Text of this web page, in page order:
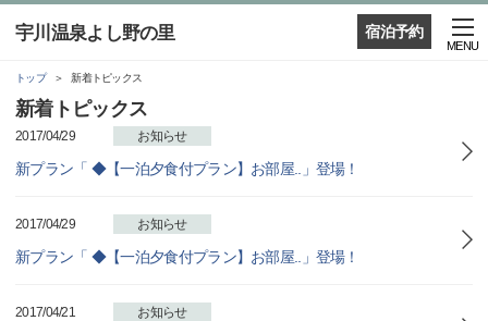
宿泊予約
宇川温泉よし野の里
MENU
トップ 新着トピックス
新着トピックス
2017/04/29 お知らせ
新プラン「 ◆【一泊夕食付プラン】お部屋..」登場！
2017/04/29 お知らせ
新プラン「 ◆【一泊夕食付プラン】お部屋..」登場！
2017/04/21 お知らせ